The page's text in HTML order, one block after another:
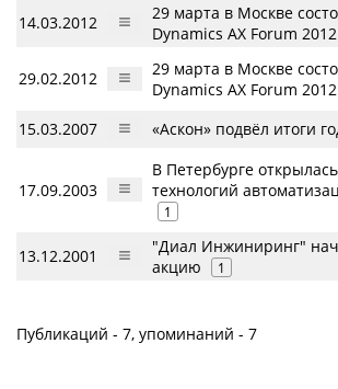
14.03.2012
29 марта в Москве
Dynamics AX Forum 2012
29.02.2012
29 марта в Москве
Dynamics AX Forum 2012
15.03.2007 «Аскон» подвёл итоги
17.09.2003
В Петербурге
технологий
1
13.12.2001
"Диал Инжиниринг"
акцию
1
Публикаций - 7, упоминаний - 7